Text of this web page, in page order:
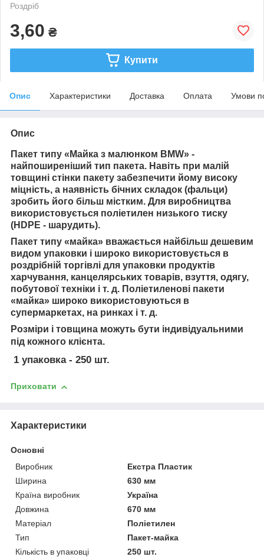
Роздріб
3,60 ₴
Купити
Опис Характеристики Доставка Оплата Умови
Опис
Пакет типу «Майка з малюнком BMW» -
найпоширеніший тип пакета. Навіть при малій
товщині стінки пакету забезпечити йому високу
міцність, а наявність бічних складок (фальци)
зробить його більш містким. Для виробництва
використовується поліетилен низького тиску
(HDPE - шарудить).
Пакет типу «майка» вважається найбільш дешевим
видом упаковки і широко використовується в
роздрібній торгівлі для упаковки продуктів
харчування, канцелярських товарів, взуття, одягу,
побутової техніки і т. д. Поліетиленові пакети
«майка» широко використовуються в
супермаркетах, на ринках і т. д.
Розміри і товщина можуть бути індивідуальними
під кожного клієнта.
1 упаковка - 250 шт.
Приховати
Характеристики
Основні
Виробник
Екстра Пластик
Ширина
630 мм
Країна виробник
Україна
Довжина
670 мм
Матеріал
Поліетилен
Тип
Пакет-майка
Кількість в упаковці
250 шт.